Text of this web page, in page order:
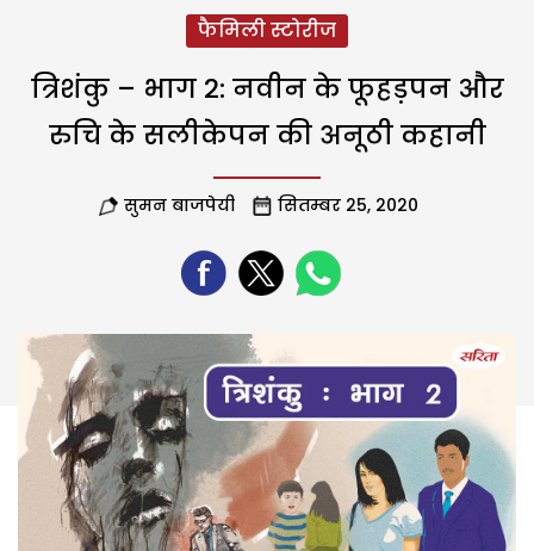
फैमिली स्टोरीज
त्रिशंकु – भाग 2: नवीन के फूहड़पन और
रुचि के सलीकेपन की अनूठी कहानी
सुमन बाजपेयी सितम्बर 25, 2020